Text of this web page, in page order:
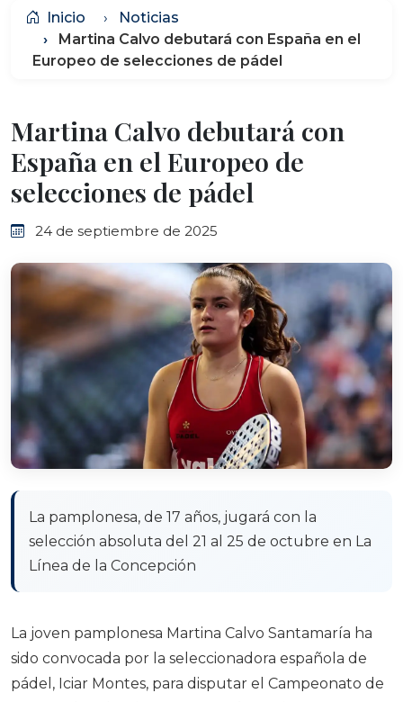
Inicio
Noticias
Martina Calvo debutará con España en el
Europeo de selecciones de pádel
Martina Calvo debutará con
España en el Europeo de
selecciones de pádel
24 de septiembre de 2025
La pamplonesa, de 17 años, jugará con la
selección absoluta del 21 al 25 de octubre en La
Línea de la Concepción
La joven pamplonesa Martina Calvo Santamaría ha
sido convocada por la seleccionadora española de
pádel, Iciar Montes, para disputar el Campeonato de